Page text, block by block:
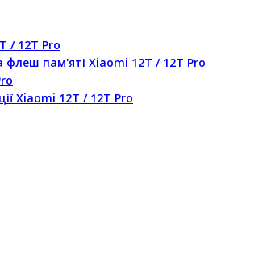
/ 12T Pro
флеш пам'яті Xiaomi 12T / 12T Pro
Xiaomi 12T / 12T Pro